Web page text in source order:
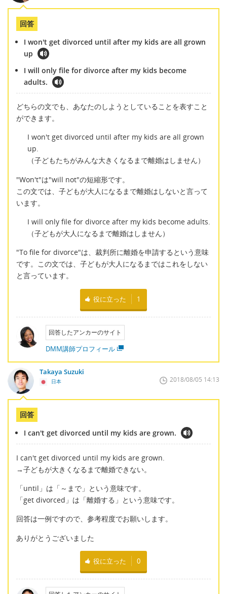
回答
I won't get divorced until after my kids are all grown
up
I will only file for divorce after my kids become
adults.
どちらの文でも、あなたのしようとしていることを表すこと
ができます。
I won't get divorced until after my kids are all grown
up.
（子どもたちがみんな大きくなるまで離婚はしません）
"Won't"は"will not"の短縮形です。
この文では、子どもが大人になるまで離婚はしないと言って
います。
I will only file for divorce after my kids become adults.
（子どもが大人になるまで離婚はしません）
"To file for divorce"は、裁判所に離婚を申請するという意味
です。この文では、子どもが大人になるまではこれをしない
と言っています。
役に立った 1
回答したアンカーのサイト
DMM講師プロフィール
Takaya Suzuki
日本 2018/08/05 14:13
回答
I can't get divorced until my kids are grown.
I can't get divorced until my kids are grown.
→子どもが大きくなるまで離婚できない。
「until」は「～まで」という意味です。
「get divorced」は「離婚する」という意味です。
回答は一例ですので、参考程度でお願いします。
ありがとうございました
役に立った 0